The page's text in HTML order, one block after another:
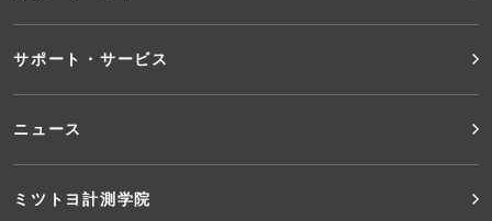
ュ
ー
サポート・サービス
ニュース
ミツトヨ計測学院